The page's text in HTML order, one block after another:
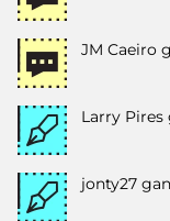
JM Caeiro
Larry Pires
jonty27